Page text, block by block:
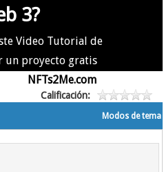
3?
Video Tutorial de
un proyecto gratis
NFTs2Me.com
Calificación:
Modos de tema